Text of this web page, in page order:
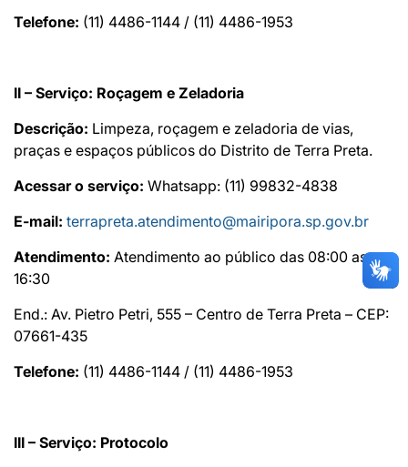
Telefone: (11) 4486-1144 / (11) 4486-1953
II – Serviço: Roçagem e Zeladoria
Descrição: Limpeza, roçagem e zeladoria de vias,
praças e espaços públicos do Distrito de Terra Preta.
Acessar o serviço: Whatsapp: (11) 99832-4838
E-mail: terrapreta.atendimento@mairipora.sp.gov.br
Atendimento: Atendimento ao público das 08:00 as
16:30
End.: Av. Pietro Petri, 555 – Centro de Terra Preta – CEP:
07661-435
Telefone: (11) 4486-1144 / (11) 4486-1953
III – Serviço: Protocolo